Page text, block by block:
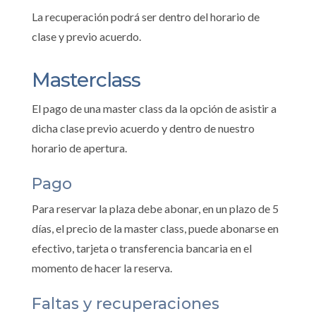
La recuperación podrá ser dentro del horario de
clase y previo acuerdo.
Masterclass
El pago de una master class da la opción de asistir a
dicha clase previo acuerdo y dentro de nuestro
horario de apertura.
Pago
Para reservar la plaza debe abonar, en un plazo de 5
días, el precio de la master class, puede abonarse en
efectivo, tarjeta o transferencia bancaria en el
momento de hacer la reserva.
Faltas y recuperaciones